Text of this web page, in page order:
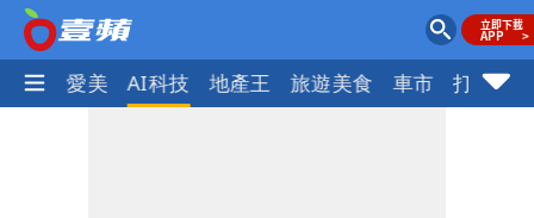
愛美 AI科技 地產王 旅遊美食 車市 打詐